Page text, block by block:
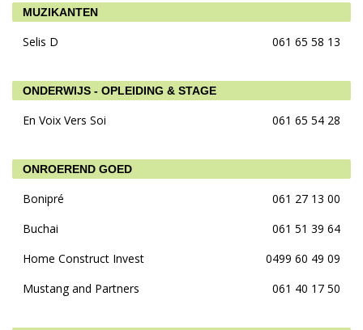
MUZIKANTEN
Selis D 061 65 58 13
ONDERWIJS - OPLEIDING & STAGE
En Voix Vers Soi 061 65 54 28
ONROEREND GOED
Bonipré
061 27 13 00
Buchai
061 51 39 64
Home Construct Invest
0499 60 49 09
Mustang and Partners
061 40 17 50